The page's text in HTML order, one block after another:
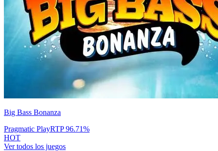
Big Bass Bonanza
Pragmatic PlayRTP96.71%
HOT
Ver todos los juegos